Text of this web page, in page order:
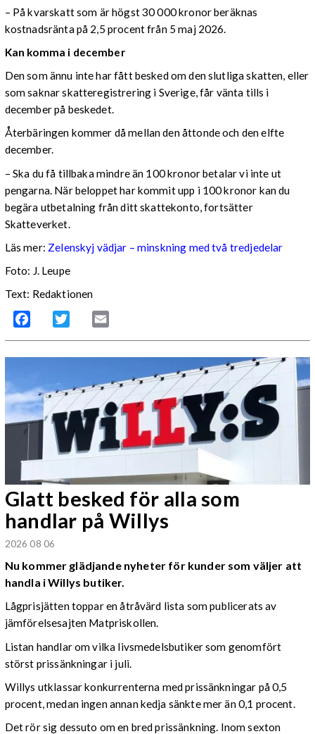
– På kvarskatt som är högst 30 000 kronor beräknas
kostnadsränta på 2,5 procent från 5 maj 2026.
Kan komma i december
Den som ännu inte har fått besked om den slutliga skatten, eller
som saknar skatteregistrering i Sverige, får vänta tills i
december på beskedet.
Återbäringen kommer då mellan den åttonde och den elfte
december.
– Ska du få tillbaka mindre än 100 kronor betalar vi inte ut
pengarna. När beloppet har kommit upp i 100 kronor kan du
begära utbetalning från ditt skattekonto, fortsätter
Skatteverket.
Läs mer: Zelenskyj vädjar – minskning med två tredjedelar
Foto: J. Leupe
Text: Redaktionen
Facebook Twitter
Glatt besked för alla som
handlar på Willys
2026 08 06
Nu kommer glädjande nyheter för kunder som väljer att
handla i Willys butiker.
Lågprisjätten toppar en åtråvärd lista som publicerats av
jämförelsesajten Matpriskollen.
Listan handlar om vilka livsmedelsbutiker som genomfört
störst prissänkningar i juli.
Willys utklassar konkurrenterna med prissänkningar på 0,5
procent, medan ingen annan kedja sänkte mer än 0,1 procent.
Det rör sig dessuto om en bred prissänkning. Inom sexton